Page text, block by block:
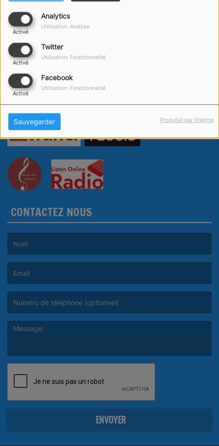
Analytics
Activé
Utilisation: Analyse
Twitter
Activé
Utilisation: Fonctionnalité
Facebook
Activé
Utilisation: Fonctionnalité
Sauvegarder Propulsé par Orejime
CONTACTEZ NOUS
ENVOYER